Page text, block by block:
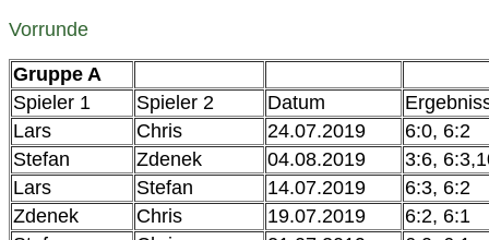
Vorrunde
Gruppe A
Spieler 1
Spieler 2 Datum
Lars
Chris 24.07.2019
6:0, 6:2
Stefan
Zdenek 04.08.2019
3:6,
Lars
Stefan 14.07.2019
6:3, 6:2
Zdenek
Chris 19.07.2019
6:2, 6:1